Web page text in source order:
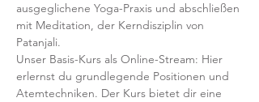
ausgeglichene Yoga-Praxis und abschließen
mit Meditation, der Kerndisziplin von
Patanjali.
Unser Basis-Kurs als Online-Stream: Hier
erlernst du grundlegende Positionen und
Atemtechniken. Der Kurs bietet dir eine